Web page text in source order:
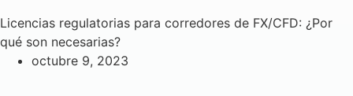
Licencias regulatorias para corredores de FX/CFD: ¿Por
qué son necesarias?
octubre 9, 2023